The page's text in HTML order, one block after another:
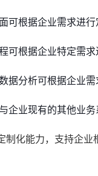
可根据企业需求进行
可根据企业特定需求
据分析可根据企业需
企业现有的其他业务
制化能力，支持企业